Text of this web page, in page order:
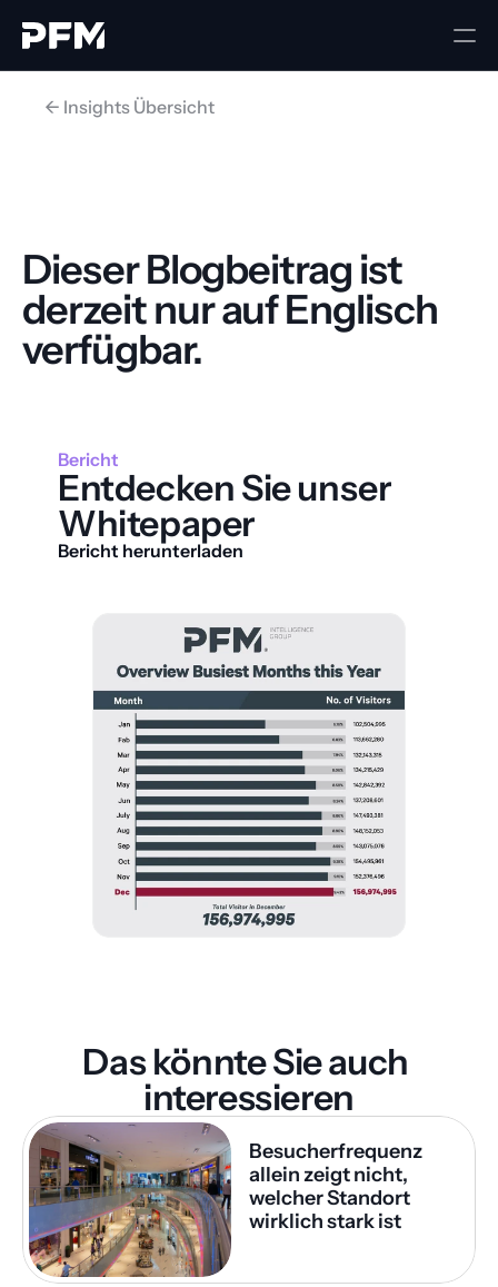
<- Insights Übersicht
Dieser Blogbeitrag ist
derzeit nur auf Englisch
verfügbar.
Bericht
Entdecken Sie unser
Whitepaper
Bericht herunterladen
Das könnte Sie auch
interessieren
Besucherfrequenz
allein zeigt nicht,
welcher Standort
wirklich stark ist